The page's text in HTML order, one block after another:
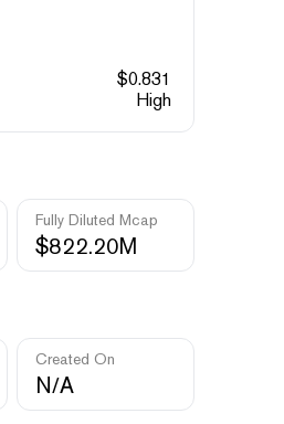
$0.831
High
Fully Diluted Mcap
$822.20M
Created On
N/A